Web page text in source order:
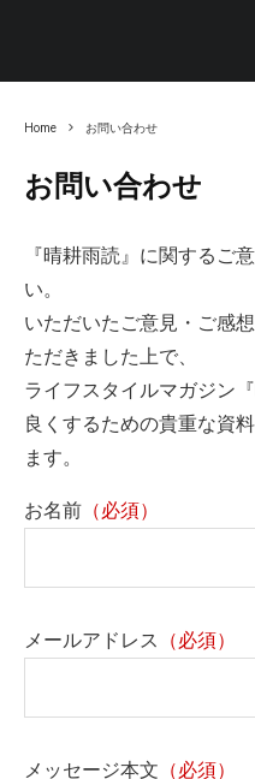
Home お問い合わせ
お問い合わせ
『晴耕雨読』に関するご
い。
いただいたご意見・ご感
ただきました上で、
ライフスタイルマガジン
良くするための貴重な資
ます。
お名前 （必須）
メールアドレス （必須）
メッセージ本文 （必須）